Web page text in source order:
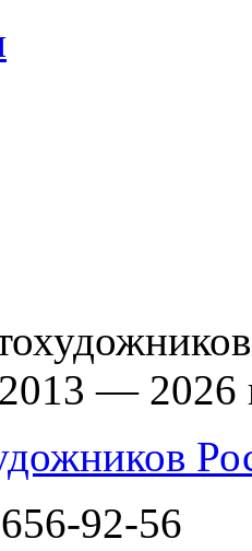
— 2026
92-56